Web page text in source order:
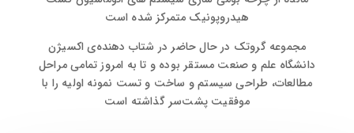
هیدروپونیک متمرکز شده است
مجموعه گروتک در حال حاضر در شتاب دهنده‌ی اکسیژن
دانشگاه علم و صنعت مستقر بوده و تا به امروز تمامی مراحل
مطالعات، طراحی سیستم و ساخت و تست نمونه اولیه را با
موفقیت پشت‌سر گذاشته است